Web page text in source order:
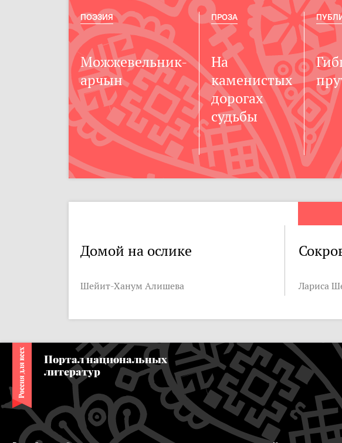
Можжевельник-
арчын
ПОЭЗИЯ
На
каменистых
дорогах
судьбы
ПРОЗА
Домой на ослике
Шейит-Ханум Алишева Лариса
Портал национальных
литератур